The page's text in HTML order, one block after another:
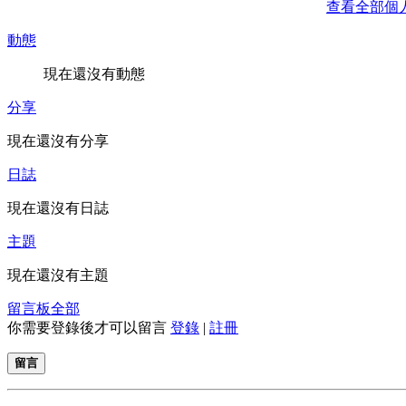
查看全部個
動態
現在還沒有動態
分享
現在還沒有分享
日誌
現在還沒有日誌
主題
現在還沒有主題
留言板全部
你需要登錄後才可以留言 登錄 | 註冊
留言